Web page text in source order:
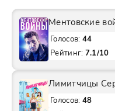
Голосов: 44
Рейтинг: 7.1/10
Лимитчицы
Голосов: 48